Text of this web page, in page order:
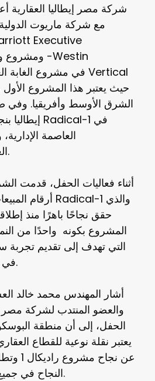
شركة مصر إيطاليا العقارية
مع شركة ماريوت
الشرق الأوسط وأفريقيا.
العاصمة
CallisonRTKL العالمية.
أثناء فعاليات الحفل، قدمت
حقق نجاحًا باهرًا منذ
المشروع بكونه واحدًا من
التي تهدف إلى تقديم تجربة
في قلب العاصمة الإدارية.
أشار المهندس محمد خالد
والعضو المنتدب لشركة مصر
الحفل، إلى أن منطقة
يعتبر نقلة نوعية للقطاع
عن
النجاح في جميع المشروعات القادمة.